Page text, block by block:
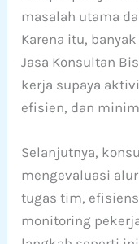
masalah utama
Karena itu,
Jasa Konsultan
kerja supaya
efisien, dan
Selanjutnya,
mengevaluasi
tugas tim,
monitoring